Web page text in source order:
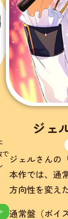
で
ジェ
ジェルさんの
本作では、通
方向性を変え
通常盤（ボイ